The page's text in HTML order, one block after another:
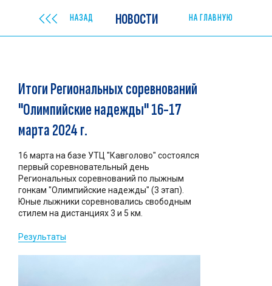
НАЗАД НОВОСТИ НА ГЛАВНУЮ
Итоги Региональных соревнований
"Олимпийские надежды" 16-17
марта 2024 г.
16 марта на базе УТЦ "Кавголово" состоялся
первый соревновательный день
Региональных соревнований по лыжным
гонкам "Олимпийские надежды" (3 этап).
Юные лыжники соревновались свободным
стилем на дистанциях 3 и 5 км.
Результаты